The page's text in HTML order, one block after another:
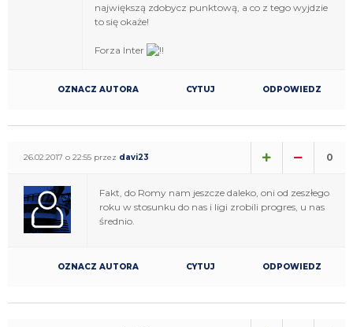
największą zdobycz punktową, a co z tego wyjdzie
to się okaże!
Forza Inter
OZNACZ AUTORA CYTUJ ODPOWIEDZ
26.02.2017 o 22:55 przez davi23 0
Fakt, do Romy nam jeszcze daleko, oni od zeszłego
roku w stosunku do nas i ligi zrobili progres, u nas
średnio.
OZNACZ AUTORA CYTUJ ODPOWIEDZ